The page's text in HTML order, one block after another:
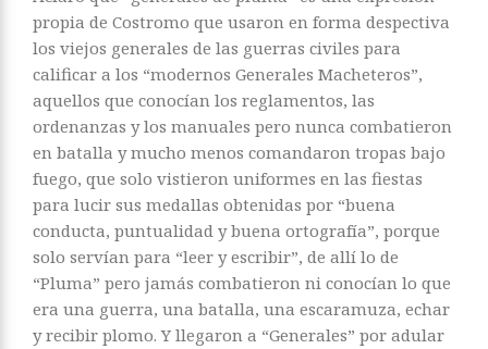
propia de Costromo que usaron en forma despectiva
los viejos generales de las guerras civiles para
calificar a los “modernos Generales Macheteros”,
aquellos que conocían los reglamentos, las
ordenanzas y los manuales pero nunca combatieron
en batalla y mucho menos comandaron tropas bajo
fuego, que solo vistieron uniformes en las fiestas
para lucir sus medallas obtenidas por “buena
conducta, puntualidad y buena ortografía”, porque
solo servían para “leer y escribir”, de allí lo de
“Pluma” pero jamás combatieron ni conocían lo que
era una guerra, una batalla, una escaramuza, echar
y recibir plomo. Y llegaron a “Generales” por adular